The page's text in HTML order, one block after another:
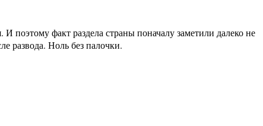
поэтому факт раздела страны поначалу заметили далеко не
развода. Ноль без палочки.